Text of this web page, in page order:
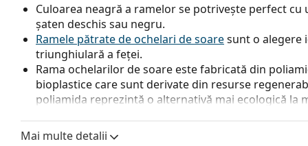
Culoarea neagră a ramelor se potrivește perfect
șaten deschis sau negru.
Ramele pătrate de ochelari de soaresunt o alegere
triunghiulară a feței.
Rama ochelarilor de soare este fabricată din
bioplastice care sunt derivate din resurse
poliamida reprezintă o alternativă mai ecologică
Lentile ochelari de soare
Mai multe detalii